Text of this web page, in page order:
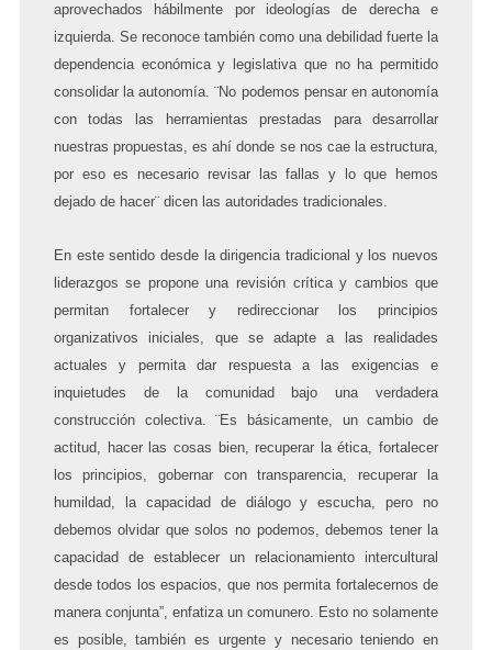
aprovechados hábilmente por ideologías de derecha e
izquierda. Se reconoce también como una debilidad fuerte la
dependencia económica y legislativa que no ha permitido
consolidar la autonomía. ¨No podemos pensar en autonomía
con todas las herramientas prestadas para desarrollar
nuestras propuestas, es ahí donde se nos cae la estructura,
por eso es necesario revisar las fallas y lo que hemos
dejado de hacer¨ dicen las autoridades tradicionales.
En este sentido desde la dirigencia tradicional y los nuevos
liderazgos se propone una revisión crítica y cambios que
permitan fortalecer y redireccionar los principios
organizativos iniciales, que se adapte a las realidades
actuales y permita dar respuesta a las exigencias e
inquietudes de la comunidad bajo una verdadera
construcción colectiva. ¨Es básicamente, un cambio de
actitud, hacer las cosas bien, recuperar la ética, fortalecer
los principios, gobernar con transparencia, recuperar la
humildad, la capacidad de diálogo y escucha, pero no
debemos olvidar que solos no podemos, debemos tener la
capacidad de establecer un relacionamiento intercultural
desde todos los espacios, que nos permita fortalecernos de
manera conjunta”, enfatiza un comunero. Esto no solamente
es posible, también es urgente y necesario teniendo en